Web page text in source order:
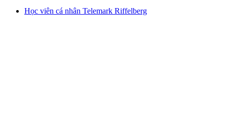
Học viên cá nhân Telemark Riffelberg